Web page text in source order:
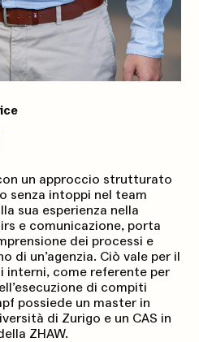
un approccio strutturato
senza intoppi nel team
sua esperienza nella
e comunicazione, porta
dei processi e
di un’agenzia. Ciò vale per il
interni, come referente per
di compiti
possiede un master in
di Zurigo e un CAS in
ZHAW.